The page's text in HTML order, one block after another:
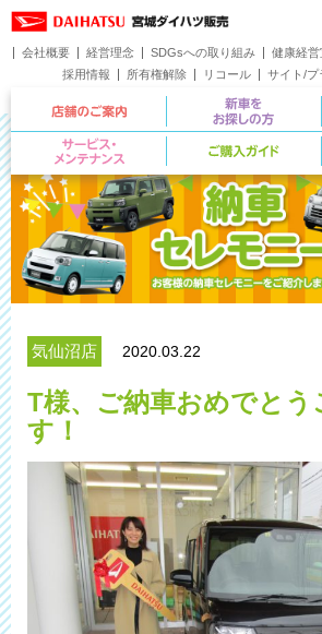
会社概要 経営理念 SDGsへの取り組み 健康経営
採用情報
所有権解除 リコール
サイト/プ
お問い合わせ
店舗のご案内
サービス・メンテナン
気仙沼店 2020.03.22
T様、ご納車おめでとう
す！